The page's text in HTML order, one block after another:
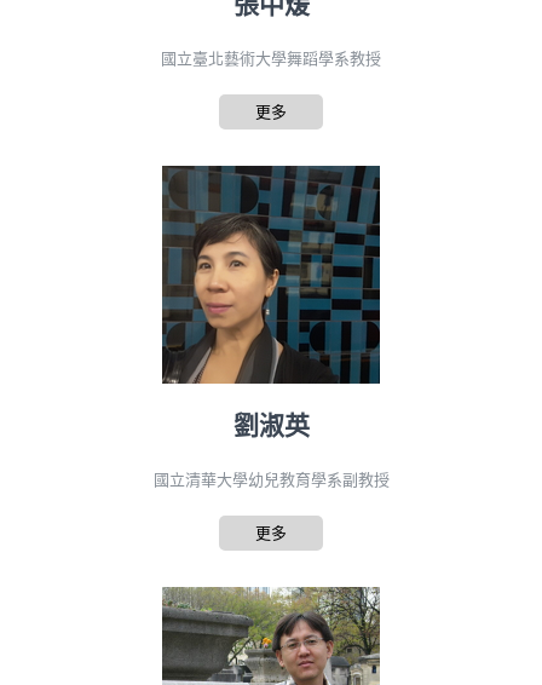
國立臺北藝術大學舞蹈學系教授
更多
劉淑英
國立清華大學幼兒教育學系副教授
更多